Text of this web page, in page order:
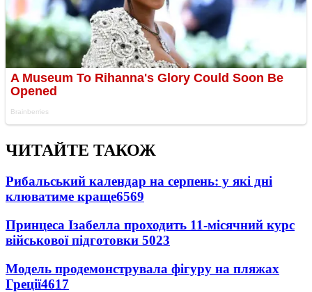
ЧИТАЙТЕ ТАКОЖ
Рибальський календар на серпень: у які дні
клюватиме краще6569
Принцеса Ізабелла проходить 11-місячний курс
військової підготовки 5023
Модель продемонструвала фігуру на пляжах
Греції4617